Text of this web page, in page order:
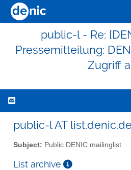
public-l - Re:
Pressemitteilung:
Zugriff
public-l AT list.denic.de
Subject: Public DENIC mailinglist
List archive